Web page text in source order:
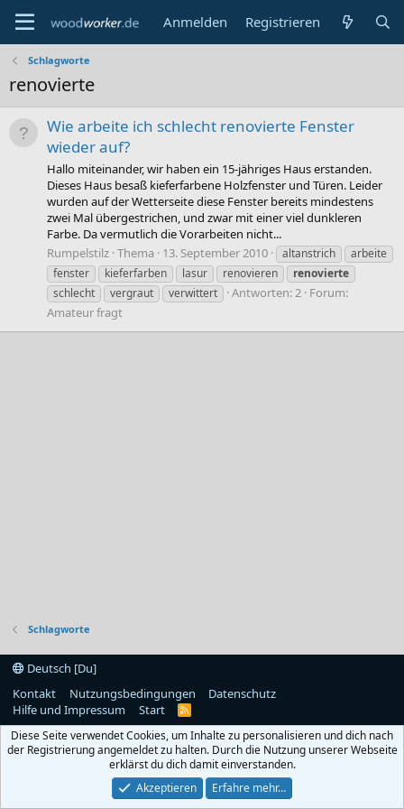
Anmelden Registrieren
Schlagworte
renovierte
Wie arbeite ich schlecht renovierte Fenster
wieder auf?
Hallo miteinander, wir haben ein 15-jähriges Haus erstanden.
Dieses Haus besaß kieferfarbene Holzfenster und Türen. Leider
wurden auf der Wetterseite diese Fenster bereits mindestens
zwei Mal übergestrichen, und zwar mit einer viel dunkleren
Farbe. Da vermutlich die Vorarbeiten nicht...
Rumpelstilz Thema 13. September 2010 altanstrich
arbeite
fenster
kieferfarben lasur renovieren
renovierte
schlecht
vergraut verwittert Antworten: 2 Forum:
Amateur fragt
Schlagworte
Deutsch [Du]
Kontakt
Nutzungsbedingungen
Datenschutz
Hilfe und Impressum
Start
R
S
Diese Seite verwendet Cookies, um Inhalte zu personalisieren und dich nach
der Registrierung angemeldet zu halten. Durch die Nutzung unserer Webseite
erklärst du dich damit einverstanden.
Akzeptieren
Erfahre mehr…